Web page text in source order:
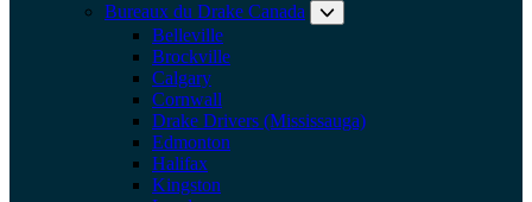
Bureaux du Drake Canada
Belleville
Brockville
Calgary
Cornwall
Drake Drivers (Mississauga)
Edmonton
Halifax
Kingston